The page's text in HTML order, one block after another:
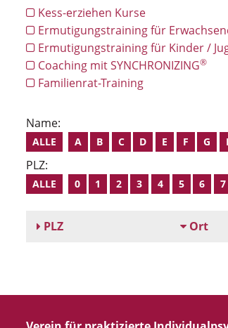
Kess-erziehen Kurse
Ermutigungstraining für
Ermutigungstraining für Kinder /
Coaching mit SYNCHRONIZING®
Familienrat-Training
Name:
ALLE A B C D E F G
PLZ:
ALLE 0 1 2 3 4 5 6 7
PLZ Ort